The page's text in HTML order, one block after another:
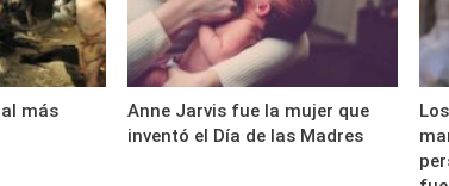
más
Anne Jarvis fue la mujer que
inventó el Día de las Madres